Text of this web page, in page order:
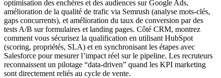
optimisation des enchères et des audiences sur Google Ads,
amélioration de la qualité de trafic via Semrush (analyse mots-clés,
gaps concurrents), et amélioration du taux de conversion par des
tests A/B sur formulaires et landing pages. Côté CRM, montrez
comment vous sécurisez la qualification en utilisant HubSpot
(scoring, propriétés, SLA) et en synchronisant les étapes avec
Salesforce pour mesurer l’impact réel sur le pipeline. Les recruteurs
reconnaissent un pilotage “data-driven” quand les KPI marketing
sont directement reliés au cycle de vente.